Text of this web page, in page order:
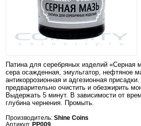
Патина для серебряных изделий «Серная
сера осажденная, эмульгатор, нефтяное
антикоррозионная и адгезионная
предварительно очистить и обезжирить
Выдержать 5 минут. В зависимости от
глубина чернения. Промыть.
Производитель:Shine Coins
Артикул: PP009